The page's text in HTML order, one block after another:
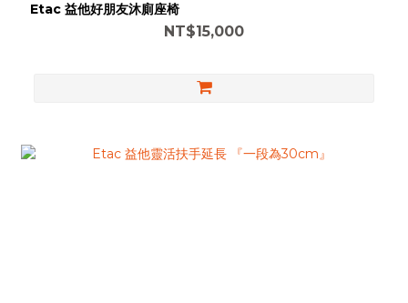
Etac 益他好朋友沐廁座椅
NT$15,000